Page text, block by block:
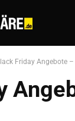
Friday Angebote